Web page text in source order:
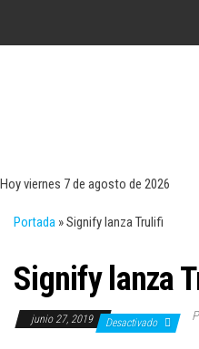
Hoy viernes 7 de agosto de 2026
Portada »Signify lanza Trulifi
Signify lanza
junio 27, 2019 Desactivado